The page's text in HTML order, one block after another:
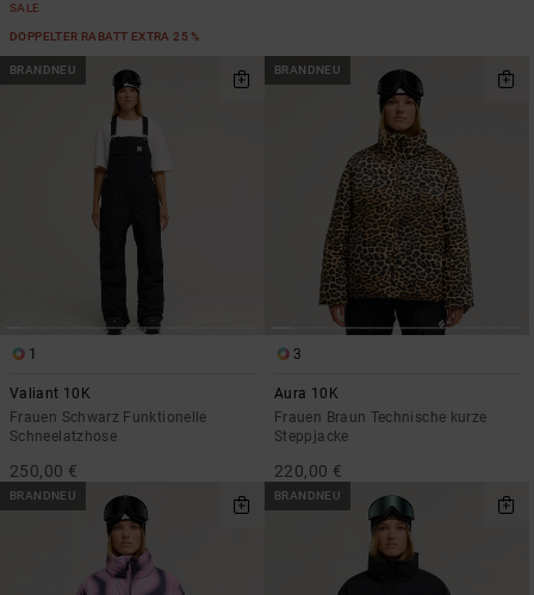
SALE
DOPPELTER RABATT EXTRA 25 %
BRANDNEU
1
Valiant 10K
Frauen Schwarz Funktionelle
Schneelatzhose
250,00 €
BRANDNEU
3
Aura 10K
Frauen Braun Technische kurze
Steppjacke
220,00 €
BRANDNEU BRANDNEU